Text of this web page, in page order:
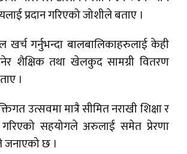
प्रदान गरिएको जोशीले बताए ।
खर्च गर्नुभन्दा बालबालिकाहरुलाई केही
शैक्षिक तथा खेलकुद सामग्री वितरण
।
उत्सवमा मात्रै सीमित नराखी शिक्षा र
सहयोगले अरुलाई समेत प्रेरणा
जनाएको छ ।